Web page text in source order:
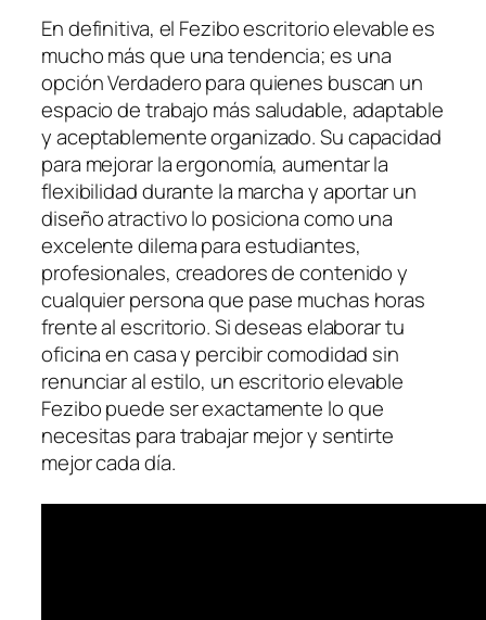
En definitiva, el Fezibo escritorio elevable es
mucho más que una tendencia; es una
opción Verdadero para quienes buscan un
espacio de trabajo más saludable, adaptable
y aceptablemente organizado. Su capacidad
para mejorar la ergonomía, aumentar la
flexibilidad durante la marcha y aportar un
diseño atractivo lo posiciona como una
excelente dilema para estudiantes,
profesionales, creadores de contenido y
cualquier persona que pase muchas horas
frente al escritorio. Si deseas elaborar tu
oficina en casa y percibir comodidad sin
renunciar al estilo, un escritorio elevable
Fezibo puede ser exactamente lo que
necesitas para trabajar mejor y sentirte
mejor cada día.